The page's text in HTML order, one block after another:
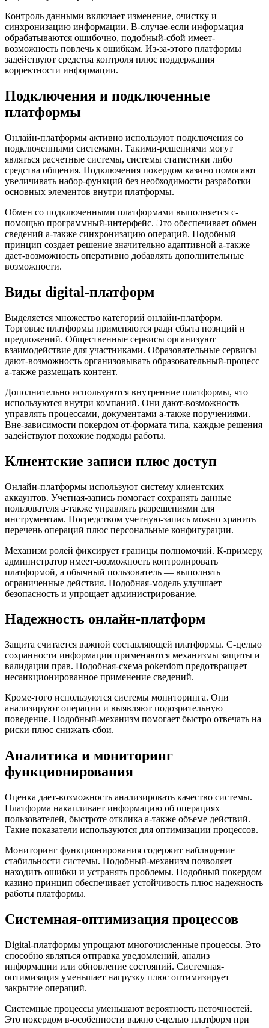
Контроль данными включает изменение, очистку и
синхронизацию информации. В-случае-если информация
обрабатываются ошибочно, подобный-сбой имеет-
возможность повлечь к ошибкам. Из-за-этого платформы
задействуют средства контроля плюс поддержания
корректности информации.
Подключения и подключенные
платформы
Онлайн-платформы активно используют подключения со
подключенными системами. Такими-решениями могут
являться расчетные системы, системы статистики либо
средства общения. Подключения покердом казино помогают
увеличивать набор-функций без необходимости разработки
основных элементов внутри платформы.
Обмен со подключенными платформами выполняется с-
помощью программный-интерфейс. Это обеспечивает обмен
сведений а-также синхронизацию операций. Подобный
принцип создает решение значительно адаптивной а-также
дает-возможность оперативно добавлять дополнительные
возможности.
Виды digital-платформ
Выделяется множество категорий онлайн-платформ.
Торговые платформы применяются ради сбыта позиций и
предложений. Общественные сервисы организуют
взаимодействие для участниками. Образовательные сервисы
дают-возможность организовывать образовательный-процесс
а-также размещать контент.
Дополнительно используются внутренние платформы, что
используются внутри компаний. Они дают-возможность
управлять процессами, документами а-также поручениями.
Вне-зависимости покердом от-формата типа, каждые решения
задействуют похожие подходы работы.
Клиентские записи плюс доступ
Онлайн-платформы используют систему клиентских
аккаунтов. Учетная-запись помогает сохранять данные
пользователя а-также управлять разрешениями для
инструментам. Посредством учетную-запись можно хранить
перечень операций плюс персональные конфигурации.
Механизм ролей фиксирует границы полномочий. К-примеру,
администратор имеет-возможность контролировать
платформой, а обычный пользователь — выполнять
ограниченные действия. Подобная-модель улучшает
безопасность и упрощает администрирование.
Надежность онлайн-платформ
Защита считается важной составляющей платформы. С-целью
сохранности информации применяются механизмы защиты и
валидации прав. Подобная-схема pokerdom предотвращает
несанкционированное применение сведений.
Кроме-того используются системы мониторинга. Они
анализируют операции и выявляют подозрительную
поведение. Подобный-механизм помогает быстро отвечать на
риски плюс снижать сбои.
Аналитика и мониторинг
функционирования
Оценка дает-возможность анализировать качество системы.
Платформа накапливает информацию об операциях
пользователей, быстроте отклика а-также объеме действий.
Такие показатели используются для оптимизации процессов.
Мониторинг функционирования содержит наблюдение
стабильности системы. Подобный-механизм позволяет
находить ошибки и устранять проблемы. Подобный покердом
казино принцип обеспечивает устойчивость плюс надежность
работы платформы.
Системная-оптимизация процессов
Digital-платформы упрощают многочисленные процессы. Это
способно являться отправка уведомлений, анализ
информации или обновление состояний. Системная-
оптимизация уменьшает нагрузку плюс оптимизирует
закрытие операций.
Системные процессы уменьшают вероятность неточностей.
Это покердом в-особенности важно с-целью платформ при